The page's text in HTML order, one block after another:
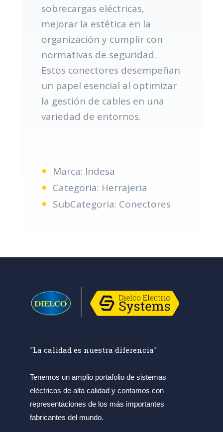
sobrecargas eléctricas,
mejorar la estética en la
organización y cumplir con
normativas de seguridad.
Estos conectores desempeñan
un papel esencial al optimizar
la gestión de cables en una
variedad de entornos.
Marca: Indesa
Categoria: Herrajeria
SubCategoria: Conectores
"La calidad es nuestra diferencia"
Tenemos un amplio portafolio de sistemas
eléctricos de alta calidad y contamos con
representaciones de los más importantes
fabricantes del mundo.